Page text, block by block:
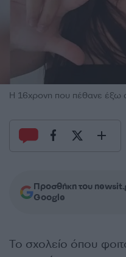
Η 16χρονη που πέθανε έξω
Προσθήκη του
Google
Το σχολείο όπου